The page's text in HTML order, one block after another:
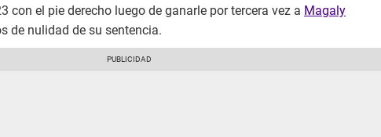
con el pie derecho luego de ganarle por tercera vez a Magaly
de nulidad de su sentencia.